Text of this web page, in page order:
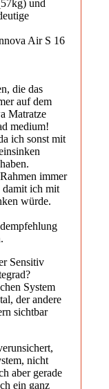
und
Air S 16
die das
auf dem
Matratze
medium!
ich sonst mit
immer
damit ich mit
würde.
Sensitiv
System
der andere
sichtbar
nicht
aber gerade
ein ganz